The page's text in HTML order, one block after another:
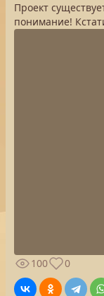
Проект
понимание!
100
0